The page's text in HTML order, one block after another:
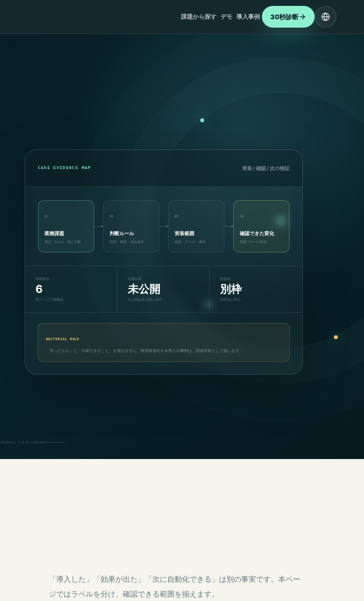
課題から探す デモ 導入事例 30秒診断
CASE EVIDENCE MAP 実装 / 確認 / 次の検証
01
業務課題
電話・Excel・属人判断
02
判断ルール
時間・権限・適合条件
03
実装範囲
画面・データ・通知
04
確認できた変化
業務フローの変化
掲載事例
6
本ページで再構成
定量効果
未公開
未公開は未公開と表示
発展例
別枠
未実装を明示
EDITORIAL RULE
「作ったもの」と「今後できること」を混ぜません。数理最適化を未導入の事例は、関連実装として扱います。
SCROLL TO EVIDENCE
「導入した」「効果が出た」「次に自動化できる」は別の事実です。本ペー
ジではラベルを分け、確認できる範囲を揃えます。